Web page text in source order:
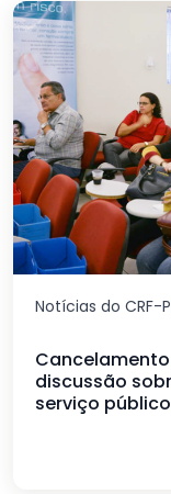
Notícias do CRF-
discussão
serviço público